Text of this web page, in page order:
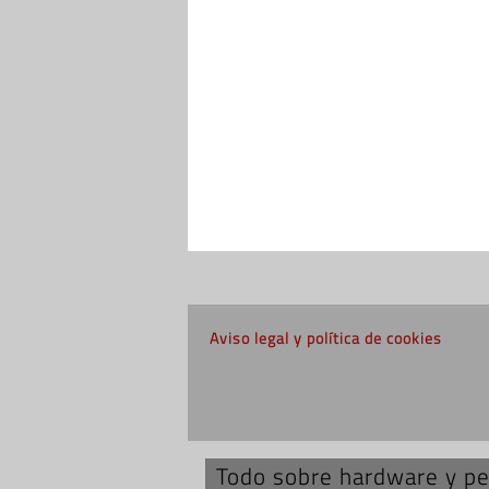
Aviso legal y política de cookies
Todo sobre hardware y